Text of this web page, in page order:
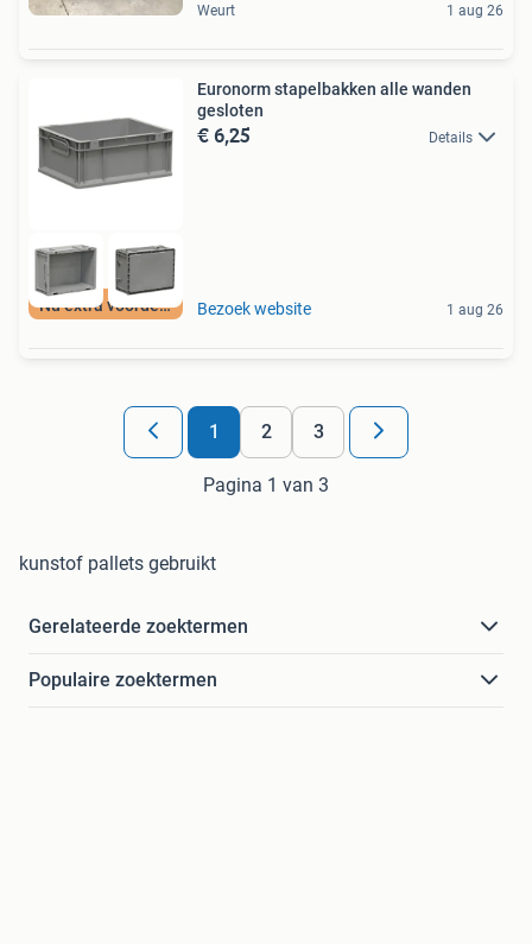
Weurt 1 aug 26
Nu extra voordeel
Euronorm stapelbakken alle wanden
gesloten
€ 6,25 Details
Bezoek website 1 aug 26
1 2 3
Pagina 1 van 3
kunstof pallets gebruikt
Gerelateerde zoektermen
Populaire zoektermen